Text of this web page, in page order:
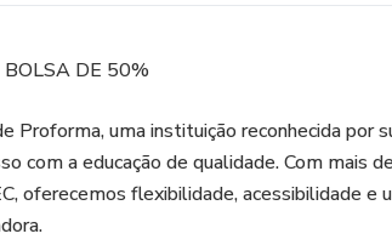
BOLSA DE 50%
Proforma, uma instituição reconhecida por
com a educação de qualidade. Com mais
oferecemos flexibilidade, acessibilidade e